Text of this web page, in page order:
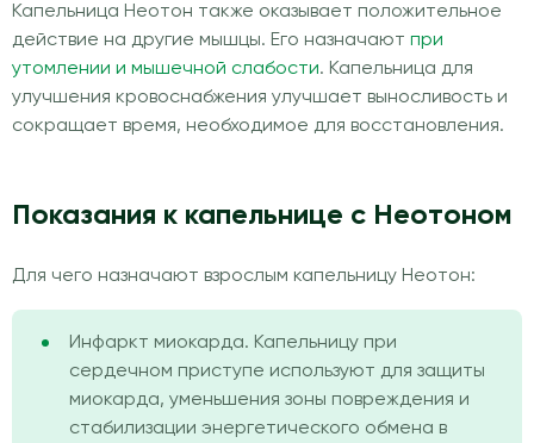
Капельница Неотон также оказывает положительное
действие на другие мышцы. Его назначают при
утомлении и мышечной слабости. Капельница для
улучшения кровоснабжения улучшает выносливость и
сокращает время, необходимое для восстановления.
Показания к капельнице с Неотоном
Для чего назначают взрослым капельницу Неотон:
Инфаркт миокарда. Капельницу при
сердечном приступе используют для защиты
миокарда, уменьшения зоны повреждения и
стабилизации энергетического обмена в